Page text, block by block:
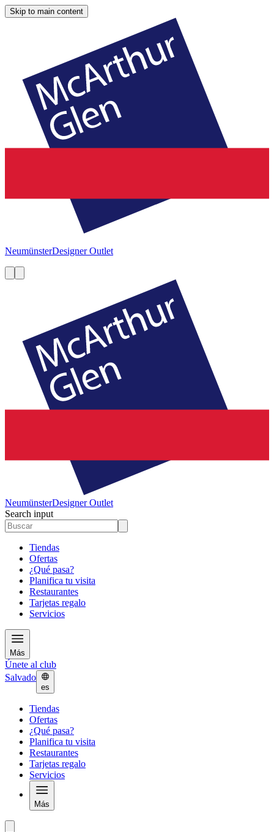
Skip to main content
NeumünsterDesigner Outlet
NeumünsterDesigner Outlet
Search input
Tiendas
Ofertas
¿Qué pasa?
Planifica tu visita
Restaurantes
Tarjetas regalo
Servicios
Más
Únete al club
Salvado
es
Tiendas
Ofertas
¿Qué pasa?
Planifica tu visita
Restaurantes
Tarjetas regalo
Servicios
Más